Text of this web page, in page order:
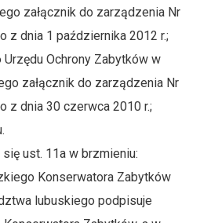
załącznik do zarządzenia Nr
z dnia 1 października 2012 r.;
Ochrony Zabytków w
załącznik do zarządzenia Nr
z dnia 30 czerwca 2010 r.;
ust. 11a w brzmieniu:
Konserwatora Zabytków
lubuskiego podpisuje